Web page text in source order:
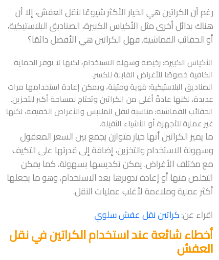
رغم أن الكراتين هي الخيار الأكثر شيوعًا لنقل العفش، إلا أن
هناك بدائل أخرى مثل الأكياس الكبيرة، الصناديق البلاستيكية،
أو الحقائب القماشية. فهل الكراتين هي الأفضل دائمًا؟
الأكياس الكبيرة: رخيصة وسهلة الاستخدام، لكنها لا توفر الحماية
الكافية خصوصًا للأغراض القابلة للكسر.
الصناديق البلاستيكية: قوية ومتينة، ويمكن إعادة استخدامها مرات
عديدة، لكنها عادةً أغلى من الكراتين وتحتاج لمساحة أكبر للتخزين.
الحقائب القماشية: مناسبة لنقل الملابس والأغراض الخفيفة، لكنها
غير عملية للأجهزة أو الأشياء الثقيلة.
ما يميز الكراتين أنها خيار متوازن يجمع بين السعر المعقول
وسهولة الاستخدام والتخزين، إضافة إلى قدرتها على التكيف
مع مختلف الأغراض. يمكن تكديسها بسهولة، كما يمكن
التخلص منها أو إعادة تدويرها بعد الاستخدام، وهو ما يجعلها
أكثر عملية وملاءمة لأغلب عمليات النقل.
اقراء عن:كراتين نقل عفش سلوي
أخطاء شائعة عند استخدام الكراتين في نقل
العفش